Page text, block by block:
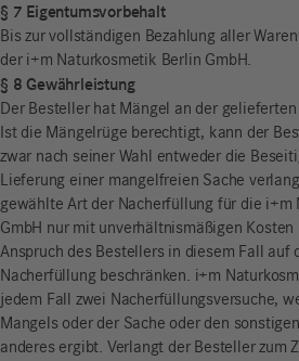
§ 7 Eigentumsvorbehalt
Bis zur vollständigen Bezahlung aller
der i+m Naturkosmetik Berlin GmbH.
§ 8 Gewährleistung
Der Besteller hat Mängel an der gelieferten
Ist die Mängelrüge berechtigt, kann der
zwar nach seiner Wahl entweder die
Lieferung einer mangelfreien Sache
gewählte Art der Nacherfüllung für die i+m
GmbH nur mit unverhältnismäßigen
Anspruch des Bestellers in diesem Fall auf
Nacherfüllung beschränken. i+m
jedem Fall zwei Nacherfüllungsversuche,
Mangels oder der Sache oder den
anderes ergibt. Verlangt der Besteller zum